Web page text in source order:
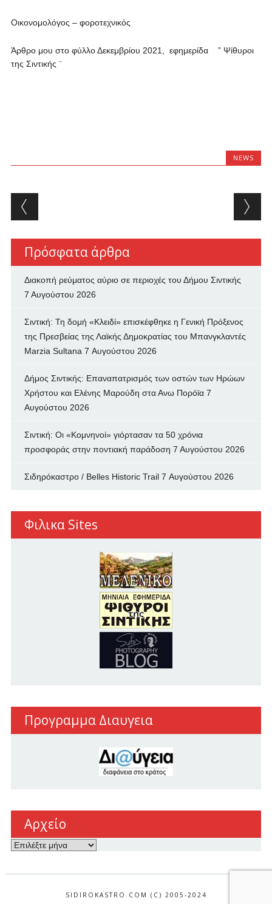
Οικονομολόγος – φοροτεχνικός
Άρθρο μου στο φύλλο Δεκεμβρίου 2021, εφημερίδα ” Ψίθυροι
της Σιντικής ¨
NEWS
Post navigation
Πρόσφατα άρθρα
Διακοπή ρεύματος αύριο σε περιοχές του Δήμου Σιντικής
7 Αυγούστου 2026
Σιντική: Τη δομή «Κλειδί» επισκέφθηκε η Γενική Πρόξενος
της Πρεσβείας της Λαϊκής Δημοκρατίας του Μπανγκλαντές
Marzia Sultana 7 Αυγούστου 2026
Δήμος Σιντικής: Επαναπατρισμός των oστών των Ηρώων
Χρήστου και Ελένης Μαρούδη στα Ανω Πορόϊα 7
Αυγούστου 2026
Σιντική: Οι «Κομνηνοί» γιόρτασαν τα 50 χρόνια
προσφοράς στην ποντιακή παράδοση 7 Αυγούστου 2026
Σιδηρόκαστρο / Belles Historic Trail 7 Αυγούστου 2026
Φιλικα Sites
Προγραμμα Διαυγεια
Αρχείο
Αρχείο
SIDIROKASTRO.COM (C) 2005-2024